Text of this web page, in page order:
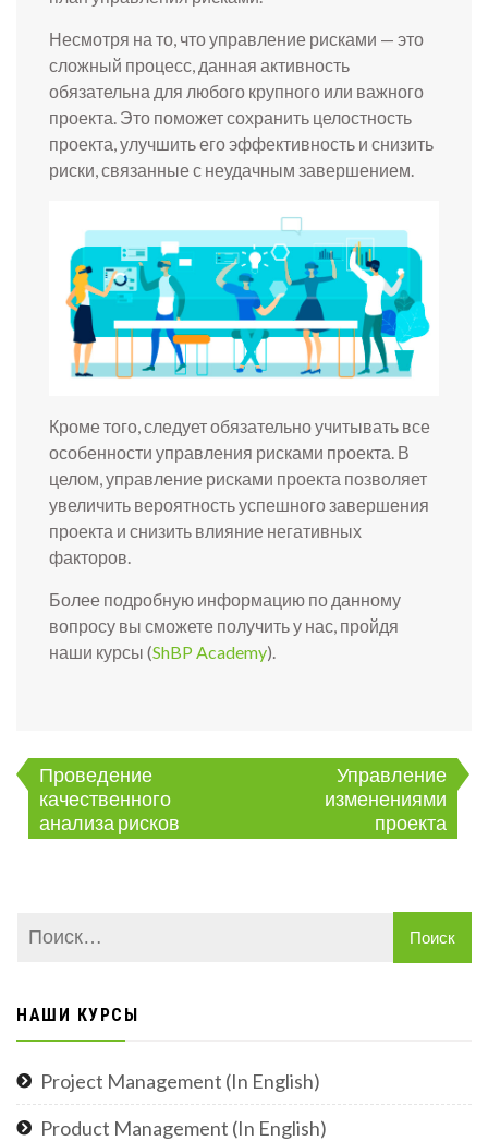
Несмотря на то, что управление рисками — это
сложный процесс, данная активность
обязательна для любого крупного или важного
проекта. Это поможет сохранить целостность
проекта, улучшить его эффективность и снизить
риски, связанные с неудачным завершением.
Кроме того, следует обязательно учитывать все
особенности управления рисками проекта. В
целом, управление рисками проекта позволяет
увеличить вероятность успешного завершения
проекта и снизить влияние негативных
факторов.
Более подробную информацию по данному
вопросу вы сможете получить у нас, пройдя
наши курсы (ShBP Academy).
по
записям
Проведение
качественного
анализа рисков
Управление
изменениями
проекта
НАШИ КУРСЫ
Project Management (In English)
Product Management (In English)